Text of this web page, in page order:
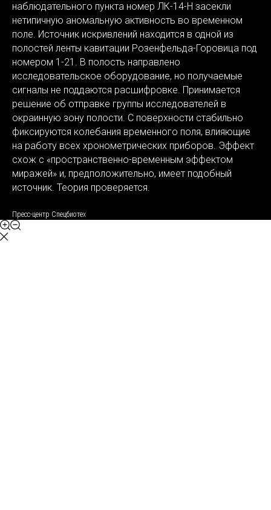
наблюдательного пункта номер ЛК-14-Н засекли
нетипичную аномальную активность во временном
поле. Источник искривлений находится в одной из
полостей ленты кавитации Розенфельда-Горовица под
номером 1-21. В полость направлено
исследовательское оборудование, но получаемые
сигналы не поддаются расшифровке. Принимается
решение об отправке группы исследователей в
окраинную зону полости. С поверхности стабильно
фиксируются колебания временного поля, влияющие
на работу всех хронометрических приборов. Эффект
схож с «пространственно-временным эффектом
миражей» и, предположительно, имеет подобный
источник. Теория проверяется.
Пресс-центр Спецбиотех